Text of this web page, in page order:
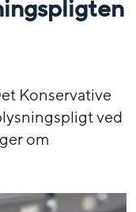
Konservative
ved
om